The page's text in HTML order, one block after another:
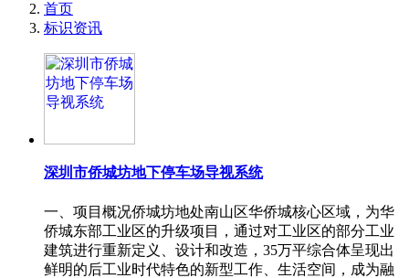
首页
标识资讯
深圳市侨城坊地下停车场导视系统
一、项目概况侨城坊地处南山区华侨城核心区域，为华
侨城东部工业区的升级项目，通过对工业区的部分工业
建筑进行重新定义、设计和改造，35万平综合体呈现出
鲜明的后工业时代特色的新型工作、生活空间，成为融